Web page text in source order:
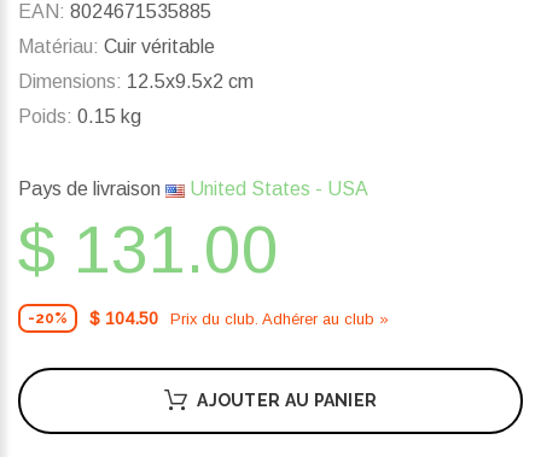
EAN: 8024671535885
Matériau: Cuir véritable
Dimensions: 12.5x9.5x2 cm
Poids: 0.15 kg
Pays de livraison United States - USA
$ 131.00
-20% $ 104.50 Prix ​​du club. Adhérer au club »
AJOUTER AU PANIER